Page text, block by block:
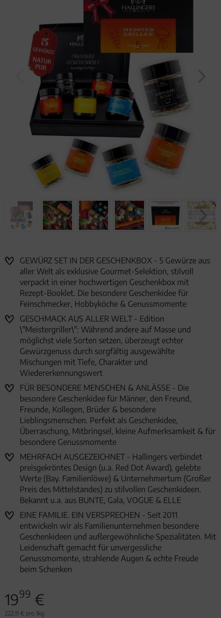
GEWÜRZ SET IN DER GESCHENKBOX - 5 Gewürze aus
aller Welt als exklusive Gourmet-Selektion, stilvoll
verpackt in einer hochwertigen Geschenkbox mit
Rezept-Booklet. Die besondere Geschenkidee für
Feinschmecker, Hobbyköche & Genussmomente
GESCHMACK AUS ALLER WELT - Edition
\"Meistergriller\": Während andere auf Masse und
möglichst viele Sorten setzen, überzeugt echter
Gewürzgenuss durch sorgfältig ausgewählte
Mischungen mit Tiefe, Charakter und
Wiedererkennungswert
FÜR BESONDERE MENSCHEN & ANLÄSSE - Die
besondere Geschenkidee für Männer, den Freund,
Freunde, Kollegen, Brüder & besondere
Lieblingsmenschen. Perfekt als Geschenkidee,
Überraschung, Mitbringsel, kleine Aufmerksamkeit & für
besondere Genussmomente
MEHRFACH AUSGEZEICHNET - Hallingers verbindet
preisgekröntes Design (u.a. Red Dot Award), gelebte
Werte (Bay. Familienlöwe) & Unternehmertum (Großer
Preis des Mittelstandes) zu stilvollen Geschenkideen.
Bekannt u.a. aus BUNTE, Gala, VOGUE & ELLE
EINE FAMILIE. EIN VERSPRECHEN - Seit 2011
entwickeln wir als Familienunternehmen besondere
Geschenkideen und außergewöhnliche Spezialitäten. Mit
Leidenschaft gemacht für unvergessliche
Genussmomente, strahlende Augen & echte Freude
beim Schenken
1999 €
222,11 € pro 1kg